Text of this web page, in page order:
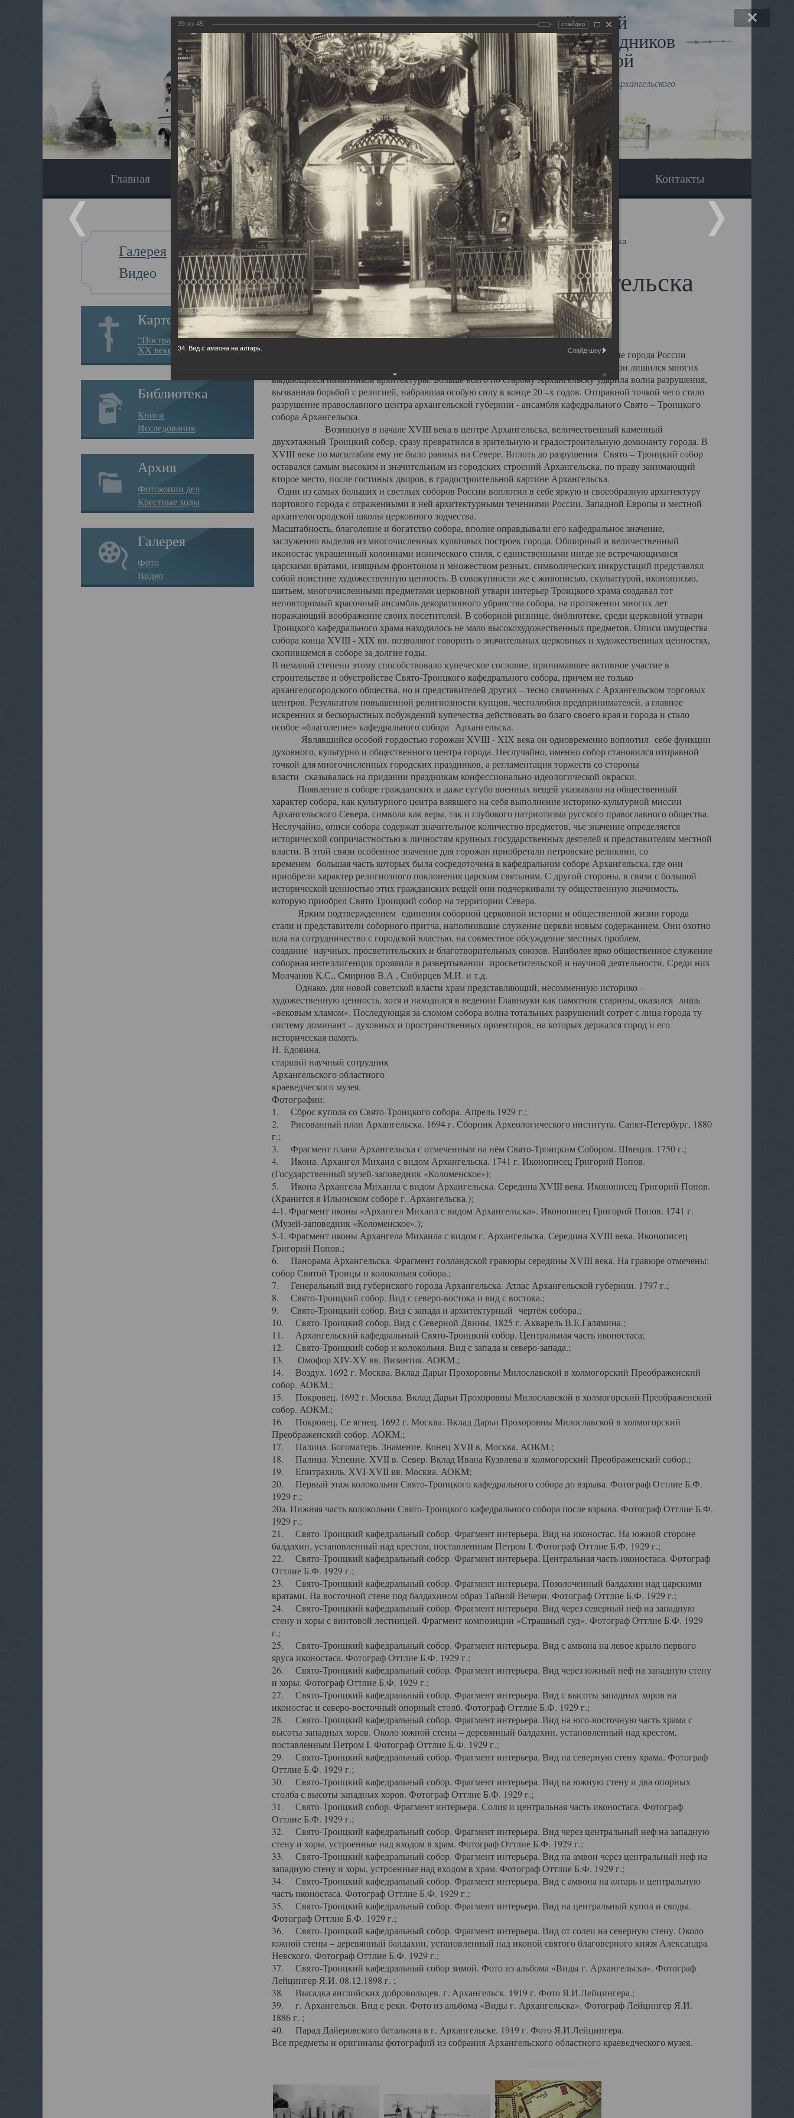
Виртуальный музей
Новомучеников и исповедников
Земли Архангельской
Сайт создан по благословлению митрополита Архангельского
и Холмогорского Даниила
Главная Экскурсия Наследники Галерея Вопрос-ответ Контакты
Галерея
Видео
Картотека
“Пострадавшие за веру в
XX веке на Севере”
Библиотека
Книги
Исследования
Архив
Фотокопии дел
Крестные ходы
Галерея
Фото
Видео
Главная Галерея Храмы-мученики Архангельска Свято-Троицкий собор Архангельска
Свято-Троицкий собор Архангельска
Свято-Троицкий собор Архангельска
23.12.2015
Сегодня мы можем говорить, что Архангельск в большей мере, чем другие губернские города России
пострадал от целенаправленных систематических разрушений, в результате которых он лишился многих
выдающихся памятников архитектуры. Больше всего по старому Архангельску ударила волна разрушения,
вызванная борьбой с религией, набравшая особую силу в конце 20 –х годов. Отправной точкой чего стало
разрушение православного центра архангельской губернии - ансамбля кафедрального Свято – Троицкого
собора Архангельска.
Возникнув в начале XVIII века в центре Архангельска, величественный каменный
двухэтажный Троицкий собор, сразу превратился в зрительную и градостроительную доминанту города. В
XVIII веке по масштабам ему не было равных на Севере. Вплоть до разрушения Свято – Троицкий собор
оставался самым высоким и значительным из городских строений Архангельска, по праву занимающий
второе место, после гостиных дворов, в градостроительной картине Архангельска.
Один из самых больших и светлых соборов России воплотил в себе яркую и своеобразную архитектуру
портового города с отраженными в ней архитектурными течениями России, Западной Европы и местной
архангелогородской школы церковного зодчества.
Масштабность, благолепие и богатство собора, вполне оправдывали его кафедральное значение,
заслуженно выделяя из многочисленных культовых построек города. Обширный и величественный
иконостас украшенный колоннами ионического стиля, с единственными нигде не встречающимися
царскими вратами, изящным фронтоном и множеством резных, символических инкрустаций представлял
собой поистине художественную ценность. В совокупности же с живописью, скульптурой, иконописью,
шитьем, многочисленными предметами церковной утвари интерьер Троицкого храма создавал тот
неповторимый красочный ансамбль декоративного убранства собора, на протяжении многих лет
поражающий воображение своих посетителей. В соборной ризнице, библиотеке, среди церковной утвари
Троицкого кафедрального храма находилось не мало высокохудожественных предметов. Описи имущества
собора конца XVIII - XIX вв. позволяют говорить о значительных церковных и художественных ценностях,
скопившемся в соборе за долгие годы.
В немалой степени этому способствовало купеческое сословие, принимавшее активное участие в
строительстве и обустройстве Свято-Троицкого кафедрального собора, причем не только
архангелогородского общества, но и представителей других – тесно связанных с Архангельском торговых
центров. Результатом повышенной религиозности купцов, честолюбия предпринимателей, а главное
искренних и бескорыстных побуждений купечества действовать во благо своего края и города и стало
особое «благолепие» кафедрального собора Архангельска.
Являвшийся особой гордостью горожан XVIII - XIX века он одновременно воплотил себе функции
духовного, культурно и общественного центра города. Неслучайно, именно собор становился отправной
точкой для многочисленных городских праздников, а регламентация торжеств со стороны
власти сказывалась на придании праздникам конфессионально-идеологической окраски.
Появление в соборе гражданских и даже сугубо военных вещей указывало на общественный
характер собора, как культурного центра взявшего на себя выполнение историко-культурной миссии
Архангельского Севера, символа как веры, так и глубокого патриотизма русского православного общества.
Неслучайно, описи собора содержат значительное количество предметов, чье значение определяется
исторической сопричастностью к личностям крупных государственных деятелей и представителям местной
власти. В этой связи особенное значение для горожан приобретали петровские реликвии, со
временем большая часть которых была сосредоточена в кафедральном соборе Архангельска, где они
приобрели характер религиозного поклонения царским святыням. С другой стороны, в связи с большой
исторической ценностью этих гражданских вещей они подчеркивали ту общественную значимость,
которую приобрел Свято Троицкий собор на территории Севера.
Ярким подтверждением единения соборной церковной истории и общественной жизни города
стали и представители соборного притча, наполнившие служение церкви новым содержанием. Они охотно
шла на сотрудничество с городской властью, на совместное обсуждение местных проблем,
создание научных, просветительских и благотворительных союзов. Наиболее ярко общественное служение
соборная интеллигенция проявила в развертывании просветительской и научной деятельности. Среди них
Молчанов К.С., Смирнов В.А , Сибирцев М.И. и т.д.
Однако, для новой советской власти храм представляющий, несомненную историко –
художественную ценность, хотя и находился в ведении Главнауки как памятник старины, оказался лишь
«вековым хламом». Последующая за сломом собора волна тотальных разрушений сотрет с лица города ту
систему доминант – духовных и пространственных ориентиров, на которых держался город и его
историческая память.
Н. Едовина,
старший научный сотрудник
Архангельского областного
краеведческого музея.
Фотографии:
1. Сброс купола со Свято-Троицкого собора. Апрель 1929 г.;
2. Рисованный план Архангельска. 1694 г. Сборник Археологического института. Санкт-Петербург, 1880
г.;
3. Фрагмент плана Архангельска с отмеченным на нём Свято-Троицким Собором. Швеция. 1750 г.;
4. Икона. Архангел Михаил с видом Архангельска. 1741 г. Иконописец Григорий Попов.
(Государственный музей-заповедник «Коломенское»);
5. Икона Архангела Михаила с видом Архангельска. Середина XVIII века. Иконописец Григорий Попов.
(Хранится в Ильинском соборе г. Архангельска.);
4-1. Фрагмент иконы «Архангел Михаил с видом Архангельска». Иконописец Григорий Попов. 1741 г.
(Музей-заповедник «Коломенское».);
5-1. Фрагмент иконы Архангела Михаила с видом г. Архангельска. Середина XVIII века. Иконописец
Григорий Попов.;
6. Панорама Архангельска. Фрагмент голландской гравюры середины XVIII века. На гравюре отмечены:
собор Святой Троицы и колокольня собора.;
7. Генеральный вид губернского города Архангельска. Атлас Архангельской губернии. 1797 г.;
8. Свято-Троицкий собор. Вид с северо-востока и вид с востока.;
9. Свято-Троицкий собор. Вид с запада и архитектурный чертёж собора.;
10. Свято-Троицкий собор. Вид с Северной Двины. 1825 г. Акварель В.Е.Галямина.;
11. Архангельский кафедральный Свято-Троицкий собор. Центральная часть иконостаса;
12. Свято-Троицкий собор и колокольня. Вид с запада и северо-запада.;
13. Омофор XIV-XV вв. Византия. АОКМ.;
14. Воздух. 1692 г. Москва. Вклад Дарьи Прохоровны Милославской в холмогорский Преображенский
собор. АОКМ.;
15. Покровец. 1692 г. Москва. Вклад Дарьи Прохоровны Милославской в холмогорский Преображенский
собор. АОКМ.;
16. Покровец. Се ягнец. 1692 г. Москва. Вклад Дарьи Прохоровны Милославской в холмогорский
Преображенский собор. АОКМ.;
17. Палица. Богоматерь. Знамение. Конец XVII в. Москва. АОКМ.;
18. Палица. Успение. XVII в. Север. Вклад Ивана Кузвлева в холмогорский Преображенский собор.;
19. Епитрахиль. XVI-XVII вв. Москва. АОКМ;
20. Первый этаж колокольни Свято-Троицкого кафедрального собора до взрыва. Фотограф Оттлие Б.Ф.
1929 г.;
20а. Нижняя часть колокольни Свято-Троицкого кафедрального собора после взрыва. Фотограф Оттлие Б.Ф.
1929 г.;
21. Свято-Троицкий кафедральный собор. Фрагмент интерьера. Вид на иконостас. На южной стороне
балдахин, установленный над крестом, поставленным Петром I. Фотограф Оттлие Б.Ф. 1929 г.;
22. Свято-Троицкий кафедральный собор. Фрагмент интерьера. Центральная часть иконостаса. Фотограф
Оттлие Б.Ф. 1929 г.;
23. Свято-Троицкий кафедральный собор. Фрагмент интерьера. Позолоченный балдахин над царскими
вратами. На восточной стене под балдахином образ Тайной Вечери. Фотограф Оттлие Б.Ф. 1929 г.;
24. Свято-Троицкий кафедральный собор. Фрагмент интерьера. Вид через северный неф на западную
стену и хоры с винтовой лестницей. Фрагмент композиции «Страшный суд». Фотограф Оттлие Б.Ф. 1929
г.;
25. Свято-Троицкий кафедральный собор. Фрагмент интерьера. Вид с амвона на левое крыло первого
яруса иконостаса. Фотограф Оттлие Б.Ф. 1929 г.;
26. Свято-Троицкий кафедральный собор. Фрагмент интерьера. Вид через южный неф на западную стену
и хоры. Фотограф Оттлие Б.Ф. 1929 г.;
27. Свято-Троицкий кафедральный собор. Фрагмент интерьера. Вид с высоты западных хоров на
иконостас и северо-восточный опорный столб. Фотограф Оттлие Б.Ф. 1929 г.;
28. Свято-Троицкий кафедральный собор. Фрагмент интерьера. Вид на юго-восточную часть храма с
высоты западных хоров. Около южной стены – деревянный балдахин, установленный над крестом,
поставленным Петром I. Фотограф Оттлие Б.Ф. 1929 г.;
29. Свято-Троицкий кафедральный собор. Фрагмент интерьера. Вид на северную стену храма. Фотограф
Оттлие Б.Ф. 1929 г.;
30. Свято-Троицкий кафедральный собор. Фрагмент интерьера. Вид на южную стену и два опорных
столба с высоты западных хоров. Фотограф Оттлие Б.Ф. 1929 г.;
31. Свято-Троицкий собор. Фрагмент интерьера. Солия и центральная часть иконостаса. Фотограф
Оттлие Б.Ф. 1929 г.;
32. Свято-Троицкий кафедральный собор. Фрагмент интерьера. Вид через центральный неф на западную
стену и хоры, устроенные над входом в храм. Фотограф Оттлие Б.Ф. 1929 г.;
33. Свято-Троицкий кафедральный собор. Фрагмент интерьера. Вид на амвон через центральный неф на
западную стену и хоры, устроенные над входом в храм. Фотограф Оттлие Б.Ф. 1929 г.;
34. Свято-Троицкий кафедральный собор. Фрагмент интерьера. Вид с амвона на алтарь и центральную
часть иконостаса. Фотограф Оттлие Б.Ф. 1929 г.;
35. Свято-Троицкий кафедральный собор. Фрагмент интерьера. Вид на центральный купол и своды.
Фотограф Оттлие Б.Ф. 1929 г.;
36. Свято-Троицкий кафедральный собор. Фрагмент интерьера. Вид от солеи на северную стену. Около
южной стены – деревянный балдахин, установленный над иконой святого благоверного князя Александра
Невского. Фотограф Оттлие Б.Ф. 1929 г.;
37. Свято-Троицкий кафедральный собор зимой. Фото из альбома «Виды г. Архангельска». Фотограф
Лейцингер Я.И. 08.12.1898 г. ;
38. Высадка английских добровольцев. г. Архангельск. 1919 г. Фото Я.И.Лейцингера.;
39. г. Архангельск. Вид с реки. Фото из альбома «Виды г. Архангельска». Фотограф Лейцингер Я.И.
1886 г. ;
40. Парад Дайеровского батальона в г. Архангельске. 1919 г. Фото Я.И.Лейцингера.
Все предметы и оригиналы фотографий из собрания Архангельского областного краеведческого музея.
39 из 45 слайдер
34. Вид с амвона на алтарь. Слайд-шоу: